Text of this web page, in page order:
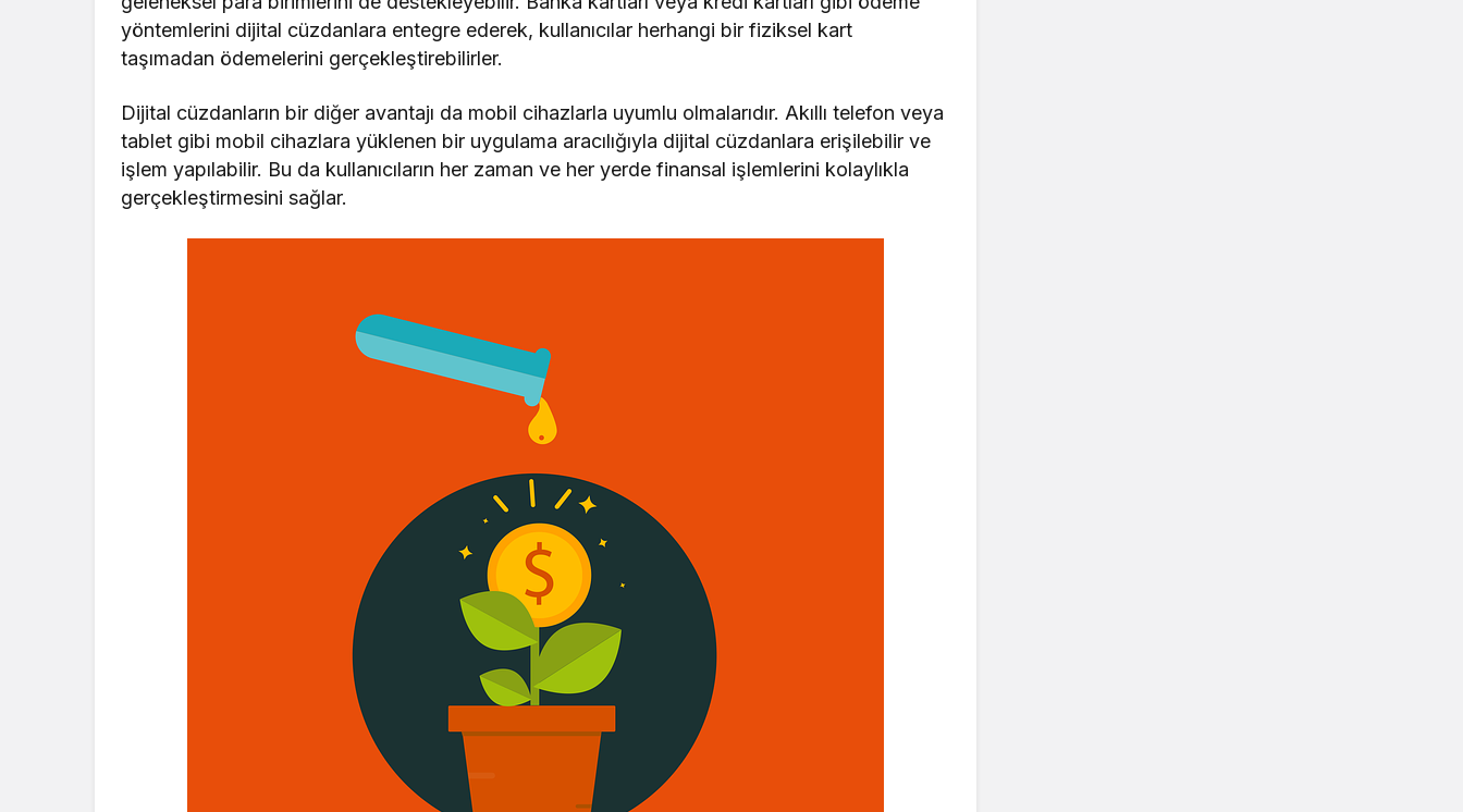
yöntemlerini dijital cüzdanlara entegre ederek, kullanıcılar herhangi bir fiziksel kart
taşımadan ödemelerini gerçekleştirebilirler.
Dijital cüzdanların bir diğer avantajı da mobil cihazlarla uyumlu olmalarıdır. Akıllı telefon veya
tablet gibi mobil cihazlara yüklenen bir uygulama aracılığıyla dijital cüzdanlara erişilebilir ve
işlem yapılabilir. Bu da kullanıcıların her zaman ve her yerde finansal işlemlerini kolaylıkla
gerçekleştirmesini sağlar.